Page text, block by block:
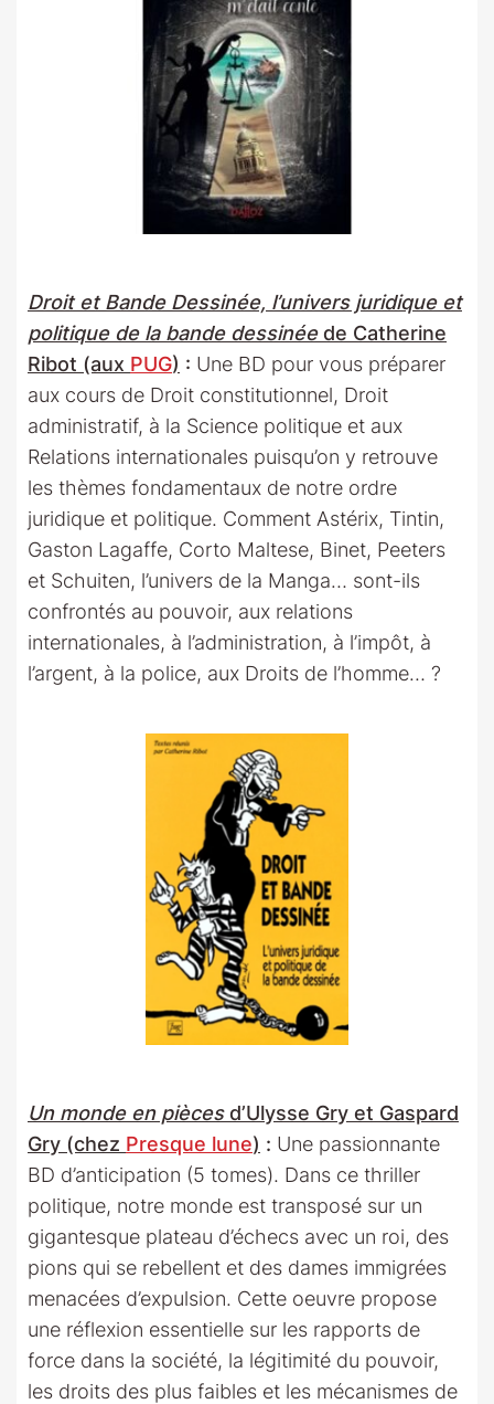
Droit et Bande Dessinée, l’univers juridique et
politique de la bande dessinéede Catherine
Ribot (aux PUG) : Une BD pour vous préparer
aux cours de Droit constitutionnel, Droit
administratif, à la Science politique et aux
Relations internationales puisqu’on y retrouve
les thèmes fondamentaux de notre ordre
juridique et politique. Comment Astérix, Tintin,
Gaston Lagaffe, Corto Maltese, Binet, Peeters
et Schuiten, l’univers de la Manga… sont-ils
confrontés au pouvoir, aux relations
internationales, à l’administration, à l’impôt, à
l’argent, à la police, aux Droits de l’homme… ?
Un monde en piècesd’Ulysse Gry et Gaspard
Gry (chez Presque lune) : Une passionnante
BD d’anticipation (5 tomes). Dans ce thriller
politique, notre monde est transposé sur un
gigantesque plateau d’échecs avec un roi, des
pions qui se rebellent et des dames immigrées
menacées d’expulsion. Cette oeuvre propose
une réflexion essentielle sur les rapports de
force dans la société, la légitimité du pouvoir,
les droits des plus faibles et les mécanismes de